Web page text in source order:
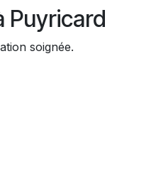
Puyricard
soignée.